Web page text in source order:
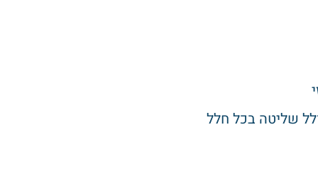
שליטה בכל חלל